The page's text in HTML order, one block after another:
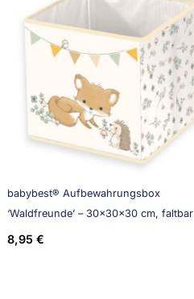
babybest® Aufbewahrungsbox
‘Waldfreunde’ – 30x30x30 cm, faltbar
8,95 €